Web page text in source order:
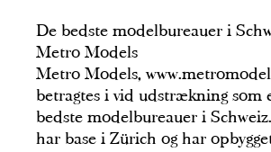
De bedste modelbureauer i
Metro Models
Metro Models,
betragtes i vid udstrækning som
bedste modelbureauer i
har base i Zürich og har